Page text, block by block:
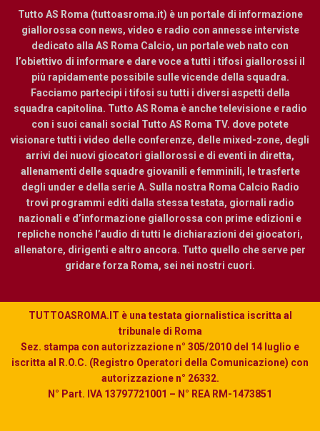
Tutto AS Roma (tuttoasroma.it) è un portale di informazione
giallorossa con news, video e radio con annesse interviste
dedicato alla AS Roma Calcio, un portale web nato con
l’obiettivo di informare e dare voce a tutti i tifosi giallorossi il
più rapidamente possibile sulle vicende della squadra.
Facciamo partecipi i tifosi su tutti i diversi aspetti della
squadra capitolina. Tutto AS Roma è anche televisione e radio
con i suoi canali social Tutto AS Roma TV. dove potete
visionare tutti i video delle conferenze, delle mixed-zone, degli
arrivi dei nuovi giocatori giallorossi e di eventi in diretta,
allenamenti delle squadre giovanili e femminili, le trasferte
degli under e della serie A. Sulla nostra Roma Calcio Radio
trovi programmi editi dalla stessa testata, giornali radio
nazionali e d’informazione giallorossa con prime edizioni e
repliche nonché l’audio di tutti le dichiarazioni dei giocatori,
allenatore, dirigenti e altro ancora. Tutto quello che serve per
gridare forza Roma, sei nei nostri cuori.
TUTTOASROMA.IT è una testata giornalistica iscritta al
tribunale di Roma
Sez. stampa con autorizzazione n° 305/2010 del 14 luglio e
iscritta al R.O.C. (Registro Operatori della Comunicazione) con
autorizzazione n° 26332.
N° Part. IVA 13797721001 – N° REA RM-1473851